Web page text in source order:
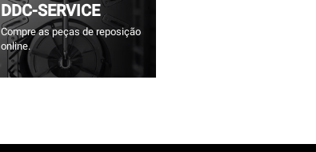
DDC-SERVICE
Compre as peças de reposição
online.